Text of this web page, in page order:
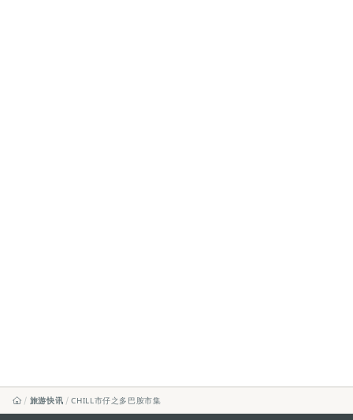
旅游快讯 CHILL市仔之多巴胺市集